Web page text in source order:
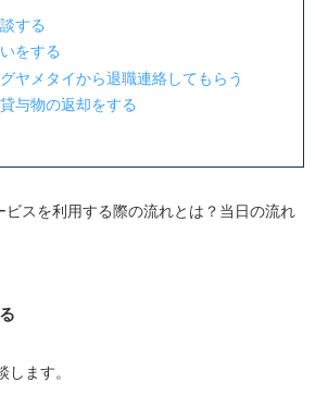
する
をする
ヤメタイから退職連絡してもらう
与物の返却をする
ビスを利用する際の流れとは？当日の流れ
します。